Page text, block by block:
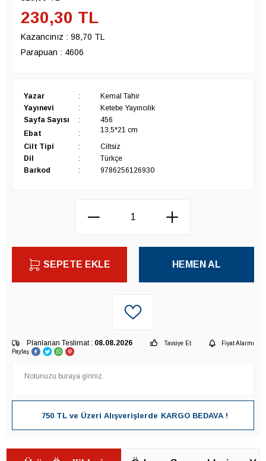
230,30 TL
Kazancınız : 98,70 TL
Parapuan : 4606
Yazar :
Kemal Tahir
Yayınevi
:
Ketebe Yayıncılık
Sayfa Sayısı
:
456
Ebat
:
13,5*21 cm
Cilt Tipi
:
Ciltsiz
Dil
:
Türkçe
Barkod
: 9786256126930
SEPETE EKLE HEMEN AL
Planlanan Teslimat : 08.08.2026 Tavsiye Et
Fiyat Alarmı
Paylaş
750 TL ve Üzeri Alışverişlerde KARGO BEDAVA !